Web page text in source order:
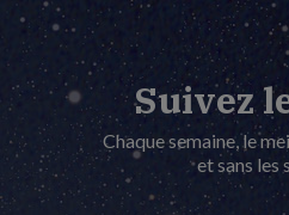
Suivez
Chaque semaine, le
et sans les